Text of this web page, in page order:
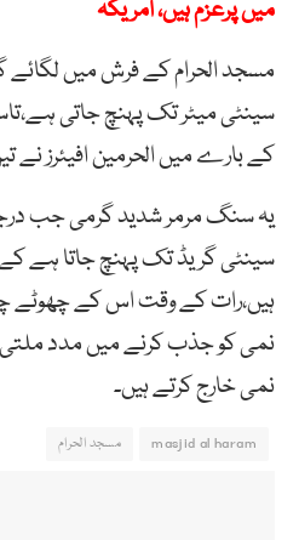
میں پرعزم ہیں، امریکہ
مسجد الحرام کے فرش میں لگائے
سینٹی میٹر تک پہنچ جاتی
کے بارے میں الحرمین افیئرز نے
یہ سنگ مرمر شدید گرمی جب
سینٹی گریڈ تک پہنچ جاتا ہے
ہیں،رات کے وقت اس کے چھوٹے
نمی کو جذب کرنے میں مدد
نمی خارج کرتے ہیں۔
masjid al haram مسجد الحرام